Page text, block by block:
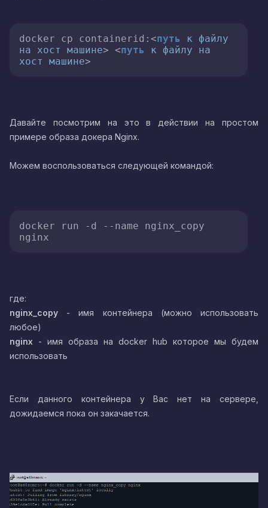
docker cp containerid: <путь к файлу
на
хост машине> <путь к файлу
на
хост
машине>
Давайте посмотрим на это в действии на простом
примере образа докера Nginx.
Можем воспользоваться следующей командой:
docker run -d --name nginx_copy
где:
nginx_copy - имя контейнера (можно использовать
любое)
nginx - имя образа на docker hub которое мы будем
использовать
Если данного контейнера у Вас нет на сервере,
дожидаемся пока он закачается.